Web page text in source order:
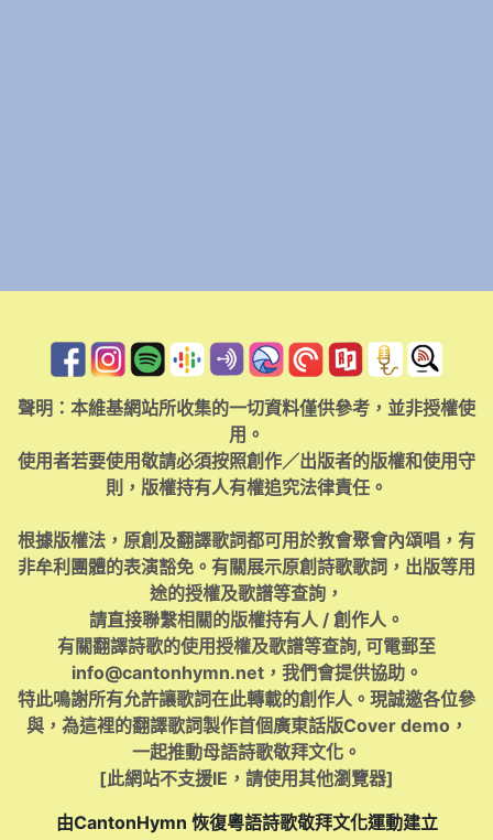
聲明：本維基網站所收集的一切資料僅供參考，並非授權使
用。
使用者若要使用敬請必須按照創作／出版者的版權和使用守
則，版權持有人有權追究法律責任。
根據版權法，原創及翻譯歌詞都可用於教會聚會內頌唱，有
非牟利團體的表演豁免。有關展示原創詩歌歌詞，出版等用
途的授權及歌譜等查詢，
請直接聯繫相關的版權持有人 / 創作人。
有關翻譯詩歌的使用授權及歌譜等查詢, 可電郵至
info@cantonhymn.net，我們會提供協助。
特此鳴謝所有允許讓歌詞在此轉載的創作人。現誠邀各位參
與，為這裡的翻譯歌詞製作首個廣東話版Cover demo，
一起推動母語詩歌敬拜文化。
[此網站不支援IE，請使用其他瀏覽器]
由CantonHymn 恢復粵語詩歌敬拜文化運動建立